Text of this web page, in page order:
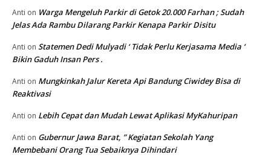
Anti on Warga Mengeluh Parkir di Getok 20.000 Farhan ; Sudah
Jelas Ada Rambu Dilarang Parkir Kenapa Parkir Disitu
Anti on Statemen Dedi Mulyadi ‘ Tidak Perlu Kerjasama Media ‘
Bikin Gaduh Insan Pers .
Anti on Mungkinkah Jalur Kereta Api Bandung Ciwidey Bisa di
Reaktivasi
Anti on Lebih Cepat dan Mudah Lewat Aplikasi MyKahuripan
Anti on Gubernur Jawa Barat, ” Kegiatan Sekolah Yang
Membebani Orang Tua Sebaiknya Dihindari